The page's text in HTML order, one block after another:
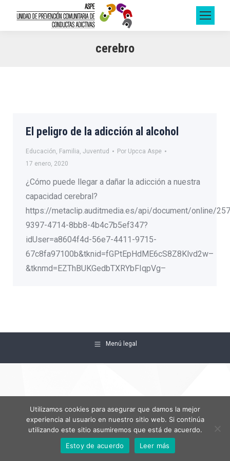
cerebro
El peligro de la adicción al alcohol
Educación, Familia, Juventud Por Upcca Aspe
17 enero, 2020
¿Cómo puede llegar a dañar la adicción a nuestra
capacidad cerebral?
https://metaclip.auditmedia.es/api/document/online/
9397-4714-8bb8-4b4c7b5ef347?
idUser=a8604f4d-56e7-4411-9715-
67c8fa97100b&tknid=fGPtEpHdME6cS8Z8Klvd2w–
&tknmd=EZThBUKGedbTXRYbFIqpVg–
Menú legal
Utilizamos cookies para asegurar que damos la mejor
experiencia al usuario en nuestro sitio web. Si continúa
utilizando este sitio asumiremos que está de acuerdo.
Estoy de acuerdo
Leer más